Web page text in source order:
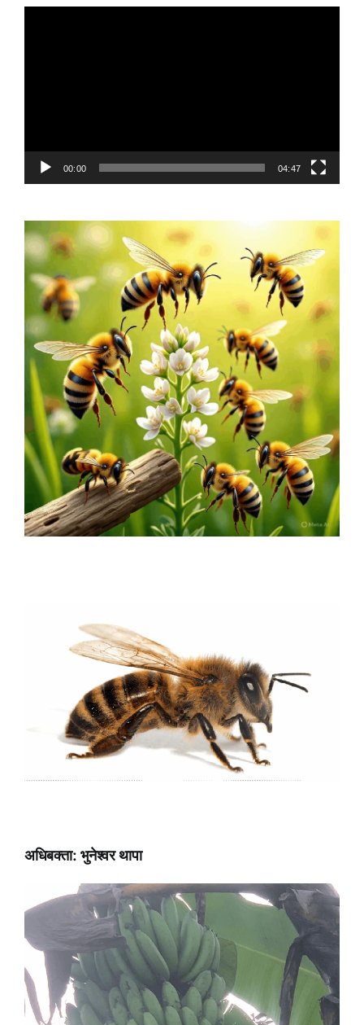
00:00 04:47
अधिबक्ता: भुनेश्वर थापा